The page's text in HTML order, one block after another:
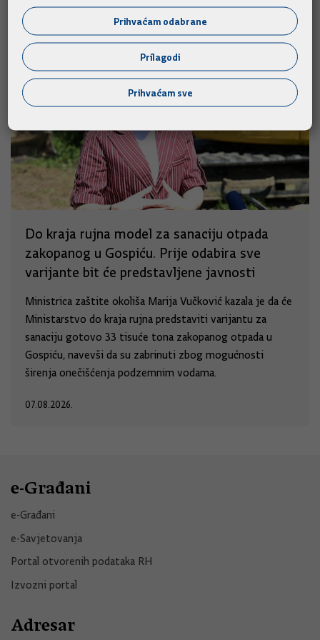
Do kraja rujna model za sanaciju otpada
zakopanog u Gospiću. Prije odabira sve
varijante bit će predstavljene javnosti
Ministrica zaštite okoliša Marija Vučković kazala je da će
Ministarstvo do kraja rujna predstaviti varijantu za
sanaciju gotovo 33 tisuće tona zakopanog otpada u
Gospiću, navevši da su zabrinuti zbog mogućnosti
širenja onečišćenja podzemnim vodama.
07.08.2026.
e-Građani
e-Građani
e-Savjetovanja
Portal otvorenih podataka RH
Izvozni portal
Adresar
Prihvaćam odabrane
Prilagodi
Prihvaćam sve